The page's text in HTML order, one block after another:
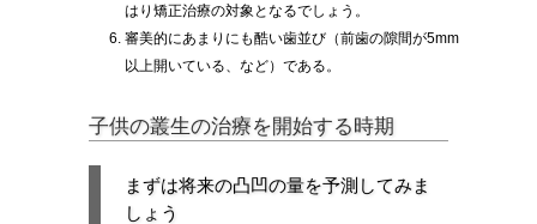
はり矯正治療の対象となるでしょう。
審美的にあまりにも酷い歯並び（前歯の隙間が5mm
以上開いている、など）である。
子供の叢生の治療を開始する時期
まずは将来の凸凹の量を予測してみま
しょう